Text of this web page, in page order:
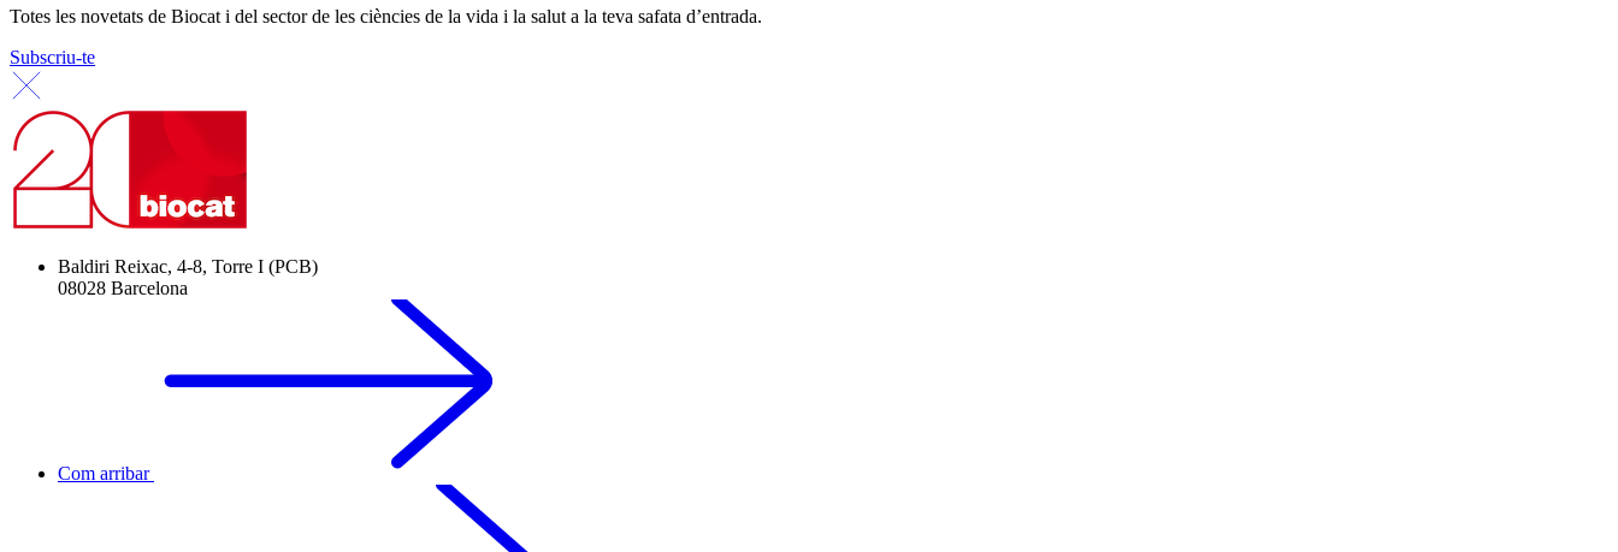
Totes les novetats de Biocat i del sector de les ciències de la vida i la salut a la teva safata d’entrada.
Subscriu-te
Baldiri Reixac, 4-8, Torre I (PCB)
08028 Barcelona
Com arribar